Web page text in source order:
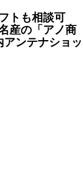
トも相談可
産の「アノ商
ンテナショッ